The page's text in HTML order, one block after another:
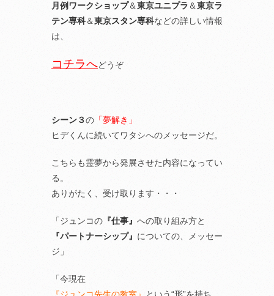
月例ワークショップ＆東京ユニプラ ＆東京ラ
テン専科＆東京スタン専科などの詳しい情報
は、
コチラへどうぞ
シーン３の 「夢解き」
ヒデくんに続いてワタシへのメッセージだ。
こちらも霊夢から発展させた内容になってい
る。
ありがたく、受け取ります・・・
「ジュンコの 『仕事』 への取り組み方と
『パートナーシップ』 についての、メッセー
ジ」
「今現在